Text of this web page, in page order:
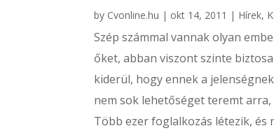
by Cvonline.hu | okt 14, 2011 | Hírek,
Szép számmal vannak olyan
őket, abban viszont szinte
kiderül, hogy ennek a
nem sok lehetőséget teremt
Több ezer foglalkozás létezik,